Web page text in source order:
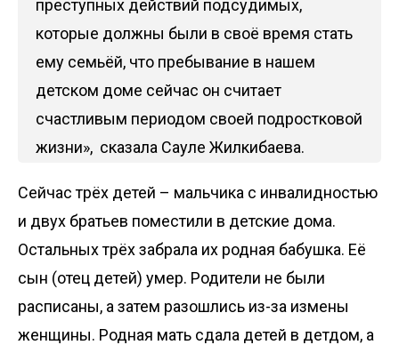
преступных действий подсудимых,
которые должны были в своё время стать
ему семьёй, что пребывание в нашем
детском доме сейчас он считает
счастливым периодом своей подростковой
жизни», сказала Сауле Жилкибаева.
Сейчас трёх детей – мальчика с инвалидностью
и двух братьев поместили в детские дома.
Остальных трёх забрала их родная бабушка. Её
сын (отец детей) умер. Родители не были
расписаны, а затем разошлись из-за измены
женщины. Родная мать сдала детей в детдом, а